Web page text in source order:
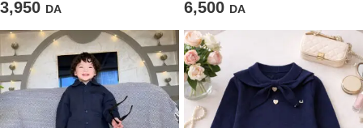
3,950 DA 6,500 DA